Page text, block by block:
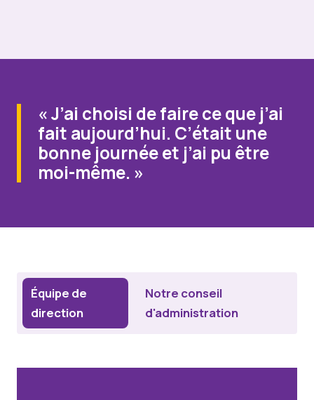
« J’ai choisi de faire ce que j’ai
fait aujourd’hui. C’était une
bonne journée et j’ai pu être
moi-même. »
Équipe de
direction
Notre conseil
d'administration